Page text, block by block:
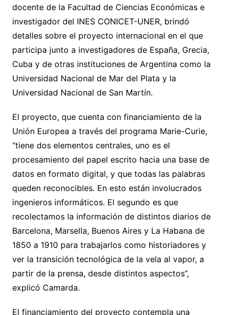
docente de la Facultad de Ciencias Económicas e
investigador del INES CONICET-UNER, brindó
detalles sobre el proyecto internacional en el que
participa junto a investigadores de España, Grecia,
Cuba y de otras instituciones de Argentina como la
Universidad Nacional de Mar del Plata y la
Universidad Nacional de San Martín.
El proyecto, que cuenta con financiamiento de la
Unión Europea a través del programa Marie-Curie,
“tiene dos elementos centrales, uno es el
procesamiento del papel escrito hacia una base de
datos en formato digital, y que todas las palabras
queden reconocibles. En esto están involucrados
ingenieros informáticos. El segundo es que
recolectamos la información de distintos diarios de
Barcelona, Marsella, Buenos Aires y La Habana de
1850 a 1910 para trabajarlos como historiadores y
ver la transición tecnológica de la vela al vapor, a
partir de la prensa, desde distintos aspectos”,
explicó Camarda.
El financiamiento del proyecto contempla una